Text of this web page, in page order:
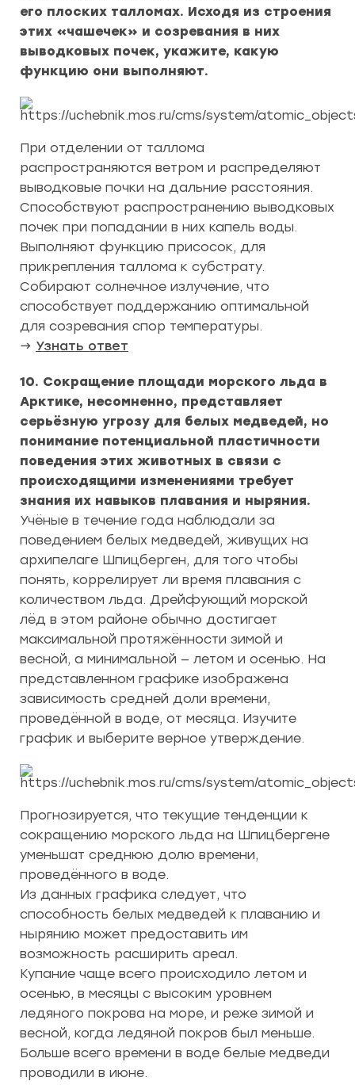
его плоских талломах. Исходя из строения
этих «чашечек» и созревания в них
выводковых почек, укажите, какую
функцию они выполняют.
При отделении от таллома
распространяются ветром и распределяют
выводковые почки на дальние расстояния.
Способствуют распространению выводковых
почек при попадании в них капель воды.
Выполняют функцию присосок, для
прикрепления таллома к субстрату.
Cобирают солнечное излучение, что
способствует поддержанию оптимальной
для созревания спор температуры.
→ Узнать ответ
10. Сокращение площади морского льда в
Арктике, несомненно, представляет
серьёзную угрозу для белых медведей, но
понимание потенциальной пластичности
поведения этих животных в связи с
происходящими изменениями требует
знания их навыков плавания и ныряния.
Учёные в течение года наблюдали за
поведением белых медведей, живущих на
архипелаге Шпицберген, для того чтобы
понять, коррелирует ли время плавания с
количеством льда. Дрейфующий морской
лёд в этом районе обычно достигает
максимальной протяжённости зимой и
весной, а минимальной — летом и осенью. На
представленном графике изображена
зависимость средней доли времени,
проведённой в воде, от месяца. Изучите
график и выберите верное утверждение.
Прогнозируется, что текущие тенденции к
сокращению морского льда на Шпицбергене
уменьшат среднюю долю времени,
проведённого в воде.
Из данных графика следует, что
способность белых медведей к плаванию и
нырянию может предоставить им
возможность расширить ареал.
Купание чаще всего происходило летом и
осенью, в месяцы с высоким уровнем
ледяного покрова на море, и реже зимой и
весной, когда ледяной покров был меньше.
Больше всего времени в воде белые медведи
проводили в июне.